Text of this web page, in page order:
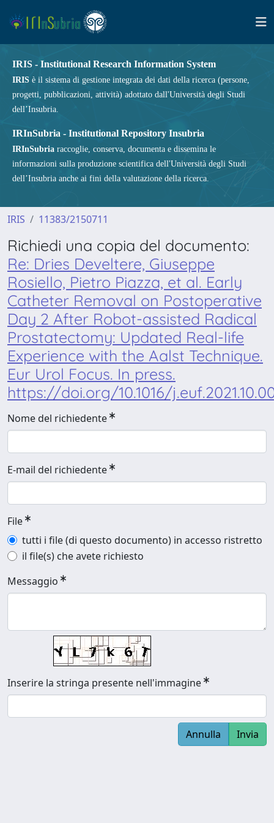
IRIS - Institutional Research Information System
IRIS è il sistema di gestione integrata dei dati della ricerca (persone,
progetti, pubblicazioni, attività) adottato dall'Università degli Studi
dell’Insubria.
IRInSubria - Institutional Repository Insubria
IRInSubria raccoglie, conserva, documenta e dissemina le
informazioni sulla produzione scientifica dell'Università degli Studi
dell’Insubria anche ai fini della valutazione della ricerca.
IRIS 11383/2150711
Richiedi una copia del documento:
Re: Dries Develtere, Giuseppe
Rosiello, Pietro Piazza, et al. Early
Catheter Removal on Postoperative
Day 2 After Robot-assisted Radical
Prostatectomy: Updated Real-life
Experience with the Aalst Technique.
Eur Urol Focus. In press.
https://doi.org/10.1016/
Nome del richiedente
E-mail del richiedente
File
tutti i file (di questo documento) in accesso ristretto
il file(s) che avete richiesto
Messaggio
Inserire la stringa presente nell'immagine
Annulla Invia